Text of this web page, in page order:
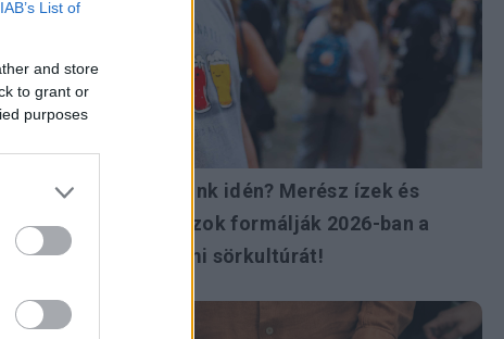
IAB’s List of
and store
to grant or
purposes
Milyen sört iszunk idén? Merész ízek és
látványos dobozok formálják 2026-ban a
magyar kisüzemi sörkultúrát!